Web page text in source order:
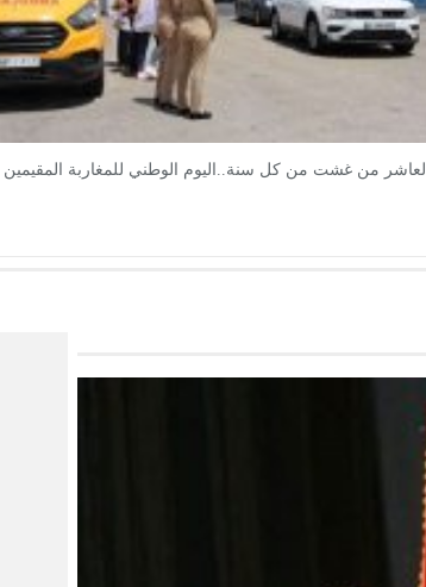
العاشر من غشت من كل سنة..اليوم الوطني للمغاربة المقيمين